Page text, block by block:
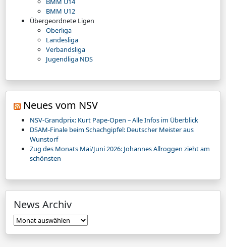
BMM U12
Übergeordnete Ligen
Oberliga
Landesliga
Verbandsliga
Jugendliga NDS
Neues vom NSV
NSV-Grandprix: Kurt Pape-Open – Alle Infos im Überblick
DSAM-Finale beim Schachgipfel: Deutscher Meister aus
Wunstorf
Zug des Monats Mai/Juni 2026: Johannes Allroggen zieht am
schönsten
News Archiv
News
Archiv